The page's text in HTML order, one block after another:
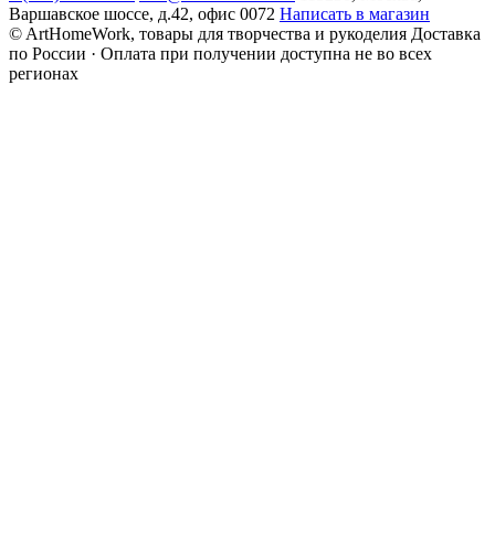
Варшавское шоссе, д.42, офис 0072 Написать в магазин
© ArtHomeWork, товары для творчества и рукоделия Доставка
по России · Оплата при получении доступна не во всех
регионах